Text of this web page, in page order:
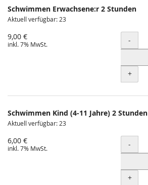
Schwimmen Erwachsene:r 2 Stunden
Aktuell verfügbar: 23
9,00 €
inkl. 7% MwSt. Menge
-
+
Schwimmen Kind (4-11 Jahre) 2 Stunden
Aktuell verfügbar: 23
6,00 €
inkl. 7% MwSt. Menge
-
+